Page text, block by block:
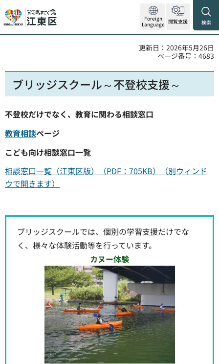
Foreign
Language 閲覧支援 検索
更新日：2026年5月26日
ページ番号：4683
ブリッジスクール～不登校支援～
不登校だけでなく、教育に関わる相談窓口
教育相談ページ
こども向け相談窓口一覧
相談窓口一覧（江東区版）（PDF：705KB）（別ウィンド
ウで開きます）
ブリッジスクールでは、個別の学習支援だけでな
く、様々な体験活動等を行っています。
カヌー体験